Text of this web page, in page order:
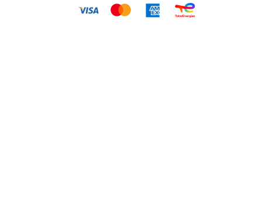
Pagar o estacionamento FLOW